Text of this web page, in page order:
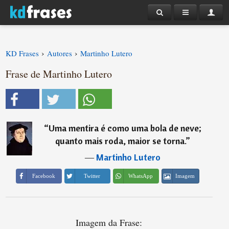
KD Frases › Autores › Martinho Lutero
Frase de Martinho Lutero
“Uma mentira é como uma bola de neve;
quanto mais roda, maior se torna.”
―Martinho Lutero
Facebook Twitter WhatsApp Imagem
Imagem da Frase: